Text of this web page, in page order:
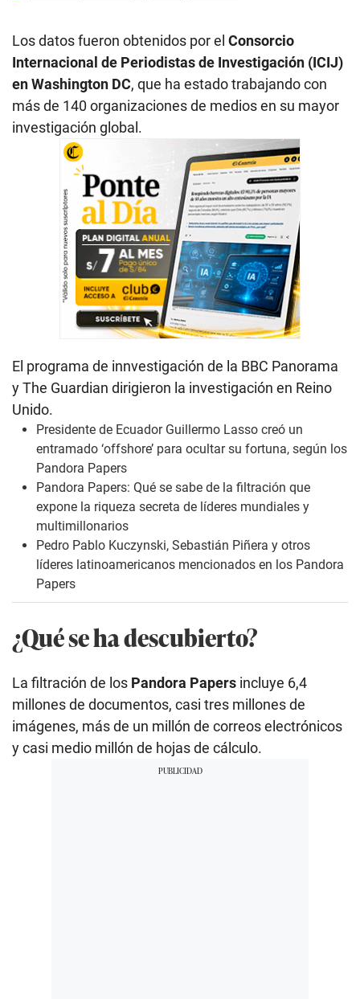
Los datos fueron obtenidos por el Consorcio
Internacional de Periodistas de Investigación (ICIJ)
en Washington DC, que ha estado trabajando con
más de 140 organizaciones de medios en su mayor
investigación global.
El programa de innvestigación de la BBC Panorama
y The Guardian dirigieron la investigación en Reino
Unido.
Presidente de Ecuador Guillermo Lasso creó un
entramado ‘offshore’ para ocultar su fortuna, según los
Pandora Papers
Pandora Papers: Qué se sabe de la filtración que
expone la riqueza secreta de líderes mundiales y
multimillonarios
Pedro Pablo Kuczynski, Sebastián Piñera y otros
líderes latinoamericanos mencionados en los Pandora
Papers
¿Qué se ha descubierto?
La filtración de los Pandora Papers incluye 6,4
millones de documentos, casi tres millones de
imágenes, más de un millón de correos electrónicos
y casi medio millón de hojas de cálculo.